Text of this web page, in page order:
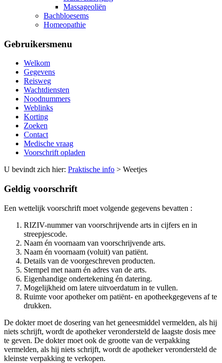
Massageoliën
Bachbloesems
Homeopathie
Gebruikersmenu
Welkom
Gegevens
Reisweg
Wachtdiensten
Noodnummers
Weblinks
Korting
Zoeken
Contact
Medische vraag
Voorschrift opladen
U bevindt zich hier: Praktische info > Weetjes
Geldig voorschrift
Een wettelijk voorschrift moet volgende gegevens bevatten :
RIZIV-nummer van voorschrijvende arts in cijfers en in
streepjescode.
Naam én voornaam van voorschrijvende arts.
Naam én voornaam (voluit) van patiënt.
Details van de voorgeschreven producten.
Stempel met naam én adres van de arts.
Eigenhandige ondertekening én datering.
Mogelijkheid om latere uitvoerdatum in te vullen.
Ruimte voor apotheker om patiënt- en apotheekgegevens af te
drukken.
De dokter moet de dosering van het geneesmiddel vermelden, als hij
niets schrijft, wordt de apotheker verondersteld de laagste dosis mee
te geven. De dokter moet ook de grootte van de verpakking
vermelden, als hij niets schrijft, wordt de apotheker verondersteld de
kleinste verpakking te verkopen.